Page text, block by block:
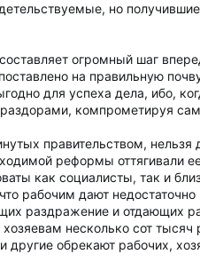
но
огромный шаг
на правильную
для успеха дела, ибо,
компрометируя
правительством, нельзя
реформы оттягивали
как социалисты, так и
рабочим дают
раздражение и отдающих
несколько сот
обрекают рабочих,